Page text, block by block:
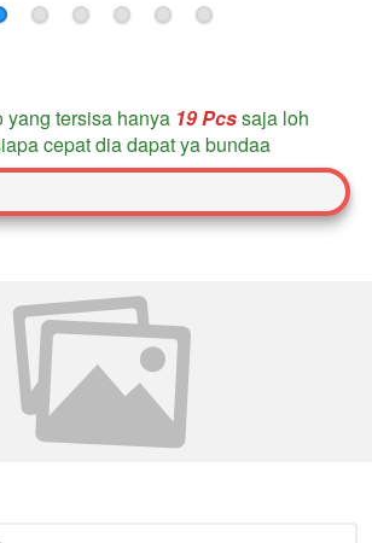
yang tersisa hanya 19 Pcs saja loh
cepat dia dapat ya bundaa